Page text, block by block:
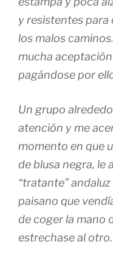
y resistentes para
los malos
mucha
pagándose por
Un grupo
atención y me
momento en que
de blusa negra, le
“tratante”
paisano que
de coger la mano
estrechase al otro.